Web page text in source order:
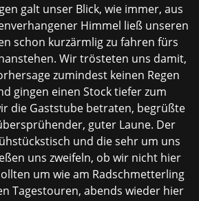
galt unser Blick, wie immer, aus
Himmel ließ unseren
schon kurzärmlig zu fahren fürs
Wir trösteten uns damit,
zumindest keinen Regen
gingen einen Stock tiefer zum
die Gaststube betraten, begrüßte
guter Laune. Der
und die sehr um uns
uns zweifeln, ob wir nicht hier
um wie am Radschmetterling
Tagestouren, abends wieder hier